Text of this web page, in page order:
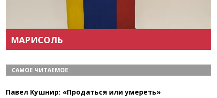
МАРИСОЛЬ
САМОЕ ЧИТАЕМОЕ
Павел Кушнир: «Продаться или умереть»